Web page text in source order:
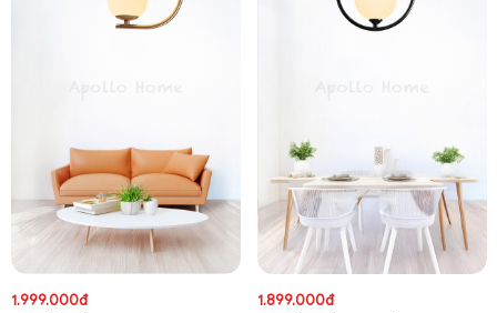
1.999.000đ
1.899.000đ